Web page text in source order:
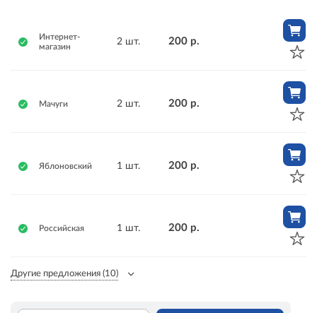
Интернет-
магазин
2 шт. 200 р.
Мачуги 2 шт. 200 р.
Яблоновский 1 шт. 200 р.
Российская 1 шт. 200 р.
Другие предложения (10)